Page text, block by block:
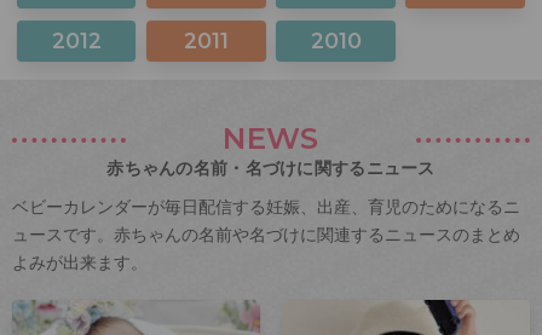
2012 2011 2010
NEWS
赤ちゃんの名前・名づけに関するニュース
ベビーカレンダーが毎日配信する妊娠、出産、育児のためになるニ
ュースです。赤ちゃんの名前や名づけに関連するニュースのまとめ
よみが出来ます。